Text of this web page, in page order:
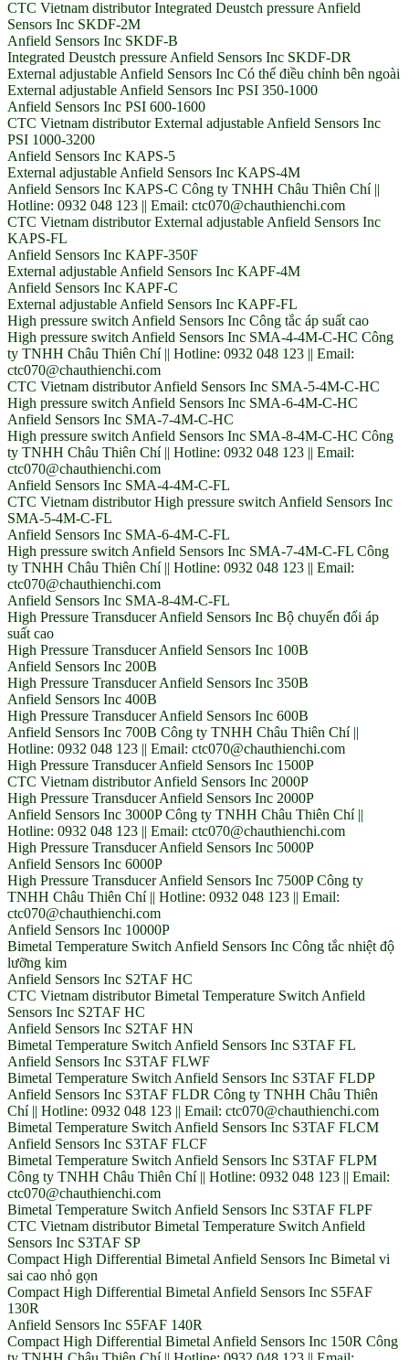
CTC Vietnam distributor Integrated Deustch pressure Anfield
Sensors Inc SKDF-2M
Anfield Sensors Inc SKDF-B
Integrated Deustch pressure Anfield Sensors Inc SKDF-DR
External adjustable Anfield Sensors Inc Có thể điều chỉnh bên ngoài
External adjustable Anfield Sensors Inc PSI 350-1000
Anfield Sensors Inc PSI 600-1600
CTC Vietnam distributor External adjustable Anfield Sensors Inc
PSI 1000-3200
Anfield Sensors Inc KAPS-5
External adjustable Anfield Sensors Inc KAPS-4M
Anfield Sensors Inc KAPS-C Công ty TNHH Châu Thiên Chí ||
Hotline: 0932 048 123 || Email: ctc070@chauthienchi.com
CTC Vietnam distributor External adjustable Anfield Sensors Inc
KAPS-FL
Anfield Sensors Inc KAPF-350F
External adjustable Anfield Sensors Inc KAPF-4M
Anfield Sensors Inc KAPF-C
External adjustable Anfield Sensors Inc KAPF-FL
High pressure switch Anfield Sensors Inc Công tắc áp suất cao
High pressure switch Anfield Sensors Inc SMA-4-4M-C-HC Công
ty TNHH Châu Thiên Chí || Hotline: 0932 048 123 || Email:
ctc070@chauthienchi.com
CTC Vietnam distributor Anfield Sensors Inc SMA-5-4M-C-HC
High pressure switch Anfield Sensors Inc SMA-6-4M-C-HC
Anfield Sensors Inc SMA-7-4M-C-HC
High pressure switch Anfield Sensors Inc SMA-8-4M-C-HC Công
ty TNHH Châu Thiên Chí || Hotline: 0932 048 123 || Email:
ctc070@chauthienchi.com
Anfield Sensors Inc SMA-4-4M-C-FL
CTC Vietnam distributor High pressure switch Anfield Sensors Inc
SMA-5-4M-C-FL
Anfield Sensors Inc SMA-6-4M-C-FL
High pressure switch Anfield Sensors Inc SMA-7-4M-C-FL Công
ty TNHH Châu Thiên Chí || Hotline: 0932 048 123 || Email:
ctc070@chauthienchi.com
Anfield Sensors Inc SMA-8-4M-C-FL
High Pressure Transducer Anfield Sensors Inc Bộ chuyển đổi áp
suất cao
High Pressure Transducer Anfield Sensors Inc 100B
Anfield Sensors Inc 200B
High Pressure Transducer Anfield Sensors Inc 350B
Anfield Sensors Inc 400B
High Pressure Transducer Anfield Sensors Inc 600B
Anfield Sensors Inc 700B Công ty TNHH Châu Thiên Chí ||
Hotline: 0932 048 123 || Email: ctc070@chauthienchi.com
High Pressure Transducer Anfield Sensors Inc 1500P
CTC Vietnam distributor Anfield Sensors Inc 2000P
High Pressure Transducer Anfield Sensors Inc 2000P
Anfield Sensors Inc 3000P Công ty TNHH Châu Thiên Chí ||
Hotline: 0932 048 123 || Email: ctc070@chauthienchi.com
High Pressure Transducer Anfield Sensors Inc 5000P
Anfield Sensors Inc 6000P
High Pressure Transducer Anfield Sensors Inc 7500P Công ty
TNHH Châu Thiên Chí || Hotline: 0932 048 123 || Email:
ctc070@chauthienchi.com
Anfield Sensors Inc 10000P
Bimetal Temperature Switch Anfield Sensors Inc Công tắc nhiệt độ
lưỡng kim
Anfield Sensors Inc S2TAF HC
CTC Vietnam distributor Bimetal Temperature Switch Anfield
Sensors Inc S2TAF HC
Anfield Sensors Inc S2TAF HN
Bimetal Temperature Switch Anfield Sensors Inc S3TAF FL
Anfield Sensors Inc S3TAF FLWF
Bimetal Temperature Switch Anfield Sensors Inc S3TAF FLDP
Anfield Sensors Inc S3TAF FLDR Công ty TNHH Châu Thiên
Chí || Hotline: 0932 048 123 || Email: ctc070@chauthienchi.com
Bimetal Temperature Switch Anfield Sensors Inc S3TAF FLCM
Anfield Sensors Inc S3TAF FLCF
Bimetal Temperature Switch Anfield Sensors Inc S3TAF FLPM
Công ty TNHH Châu Thiên Chí || Hotline: 0932 048 123 || Email:
ctc070@chauthienchi.com
Bimetal Temperature Switch Anfield Sensors Inc S3TAF FLPF
CTC Vietnam distributor Bimetal Temperature Switch Anfield
Sensors Inc S3TAF SP
Compact High Differential Bimetal Anfield Sensors Inc Bimetal vi
sai cao nhỏ gọn
Compact High Differential Bimetal Anfield Sensors Inc S5FAF
130R
Anfield Sensors Inc S5FAF 140R
Compact High Differential Bimetal Anfield Sensors Inc 150R Công